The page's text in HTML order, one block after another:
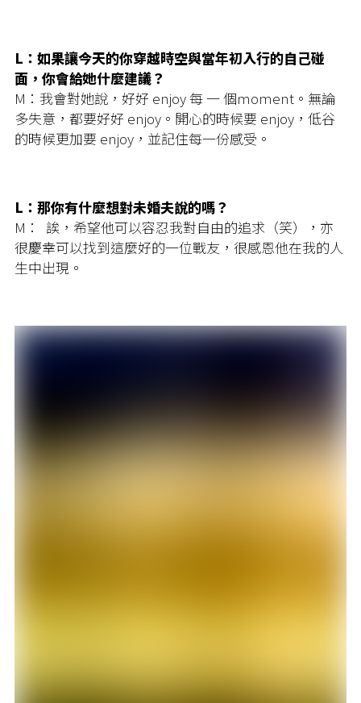
L：如果讓今天的你穿越時空與當年初入行的自己碰
面，你會給她什麼建議？
M：我會對她說，好好 enjoy 每 一 個moment。無論
多失意，都要好好 enjoy。開心的時候要 enjoy，低谷
的時候更加要 enjoy，並記住每一份感受。
L：那你有什麼想對未婚夫說的嗎？
M： 誒，希望他可以容忍我對自由的追求（笑），亦
很慶幸可以找到這麼好的一位戰友，很感恩他在我的人
生中出現。